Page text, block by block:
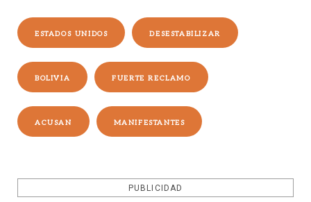
ESTADOS UNIDOS DESESTABILIZAR
BOLIVIA FUERTE RECLAMO
ACUSAN MANIFESTANTES
PUBLICIDAD